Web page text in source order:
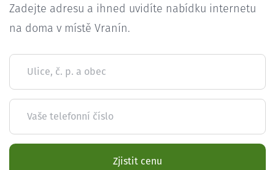
Zadejte adresu a ihned uvidíte nabídku internetu
na doma v místě Vranín.
Ulice, č. p. a obec
Vaše telefonní číslo
Zjistit cenu